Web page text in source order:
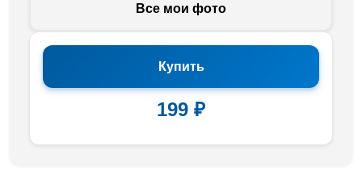
Все мои фото
Купить
199 ₽